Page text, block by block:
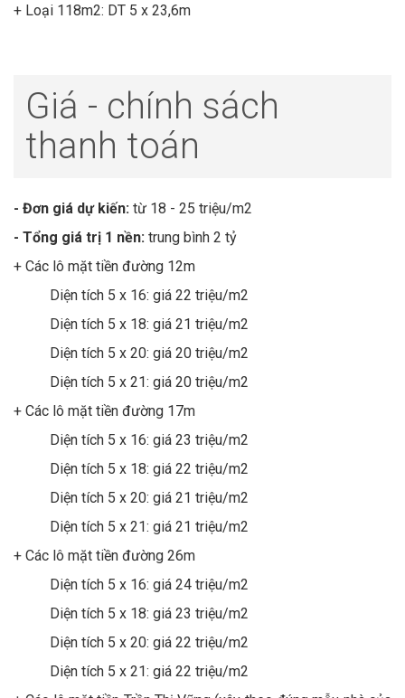
+ Loại 118m2: DT 5 x 23,6m
Giá - chính sách
thanh toán
- Đơn giá dự kiến: từ 18 - 25 triệu/m2
- Tổng giá trị 1 nền: trung bình 2 tỷ
+ Các lô mặt tiền đường 12m
Diện tích 5 x 16: giá 22 triệu/m2
Diện tích 5 x 18: giá 21 triệu/m2
Diện tích 5 x 20: giá 20 triệu/m2
Diện tích 5 x 21: giá 20 triệu/m2
+ Các lô mặt tiền đường 17m
Diện tích 5 x 16: giá 23 triệu/m2
Diện tích 5 x 18: giá 22 triệu/m2
Diện tích 5 x 20: giá 21 triệu/m2
Diện tích 5 x 21: giá 21 triệu/m2
+ Các lô mặt tiền đường 26m
Diện tích 5 x 16: giá 24 triệu/m2
Diện tích 5 x 18: giá 23 triệu/m2
Diện tích 5 x 20: giá 22 triệu/m2
Diện tích 5 x 21: giá 22 triệu/m2